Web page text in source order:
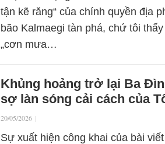
tận kẽ răng“ của chính quyền địa
bão Kalmaegi tàn phá, chứ tôi
„cơn mưa…
Khủng hoảng trở lại Ba
sợ làn sóng cải cách của
20/05/2026 |
Sự xuất hiện công khai của bài